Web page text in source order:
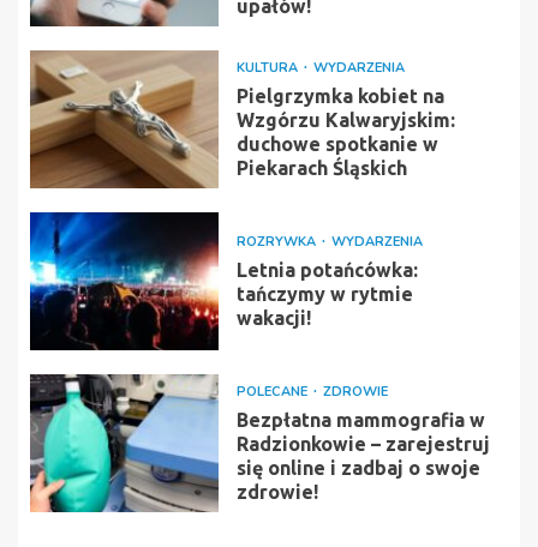
upałów!
KULTURA WYDARZENIA
Pielgrzymka kobiet na
Wzgórzu Kalwaryjskim:
duchowe spotkanie w
Piekarach Śląskich
ROZRYWKA WYDARZENIA
Letnia potańcówka:
tańczymy w rytmie
wakacji!
POLECANE ZDROWIE
Bezpłatna mammografia w
Radzionkowie – zarejestruj
się online i zadbaj o swoje
zdrowie!